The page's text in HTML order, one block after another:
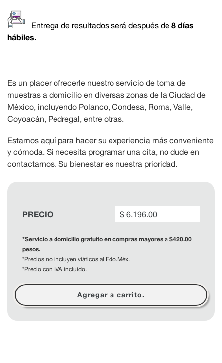
Entrega de resultados será después de 8 días
hábiles.
Es un placer ofrecerle nuestro servicio de toma de
muestras a domicilio en diversas zonas de la Ciudad de
México, incluyendo Polanco, Condesa, Roma, Valle,
Coyoacán, Pedregal, entre otras.
Estamos aquí para hacer su experiencia más conveniente
y cómoda. Si necesita programar una cita, no dude en
contactarnos. Su bienestar es nuestra prioridad.
regular
PRECIO $ 6,196.00
*Servicio a domicilio gratuito en compras mayores a $420.00
pesos.
*Precios no incluyen viáticos al Edo.Méx.
*Precio con IVA incluido.
Agregar a carrito.